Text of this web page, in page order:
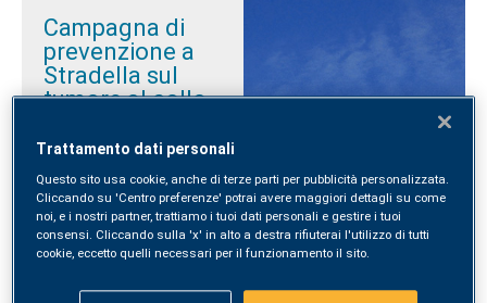
Campagna di
prevenzione a
Stradella sul
tumore al collo
È stato aperto da poco
più di due mesi, ma il
punto prelievi Synlab di
Stradella ha già deciso di
coinvolgere i cittadini in
Trattamento dati personali
Questo sito usa cookie, anche di terze parti per pubblicità personalizzata.
Cliccando su 'Centro preferenze' potrai avere maggiori dettagli su come
noi, e i nostri partner, trattiamo i tuoi dati personali e gestire i tuoi
consensi. Cliccando sulla 'x' in alto a destra rifiuterai l'utilizzo di tutti
cookie, eccetto quelli necessari per il funzionamento il sito.